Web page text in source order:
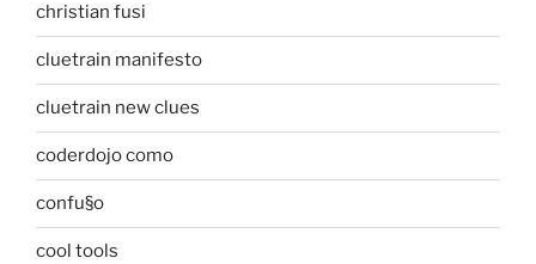
christian fusi
cluetrain manifesto
cluetrain new clues
coderdojo como
confu§o
cool tools